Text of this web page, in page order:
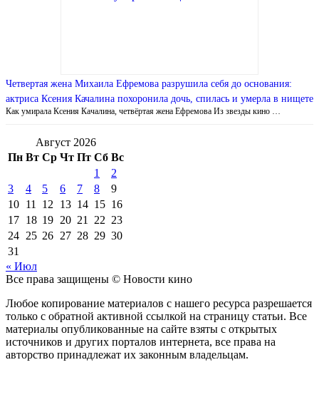
Четвертая жена Михаила Ефремова разрушила себя до основания:
актриса Ксения Качалина похоронила дочь, спилась и умерла в нищете
Как умирала Ксения Качалина, четвёртая жена Ефремова Из звезды кино …
Август 2026
Пн Вт Ср Чт Пт Сб Вс
1
2
3
4 5 6 7 8
9
10 11 12 13 14 15 16
17 18 19 20 21 22 23
24 25 26 27 28 29 30
31
« Июл
Все права защищены © Новости кино
Любое копирование материалов с нашего ресурса разрешается
только с обратной активной ссылкой на страницу статьи. Все
материалы опубликованные на сайте взяты с открытых
источников и других порталов интернета, все права на
авторство принадлежат их законным владельцам.